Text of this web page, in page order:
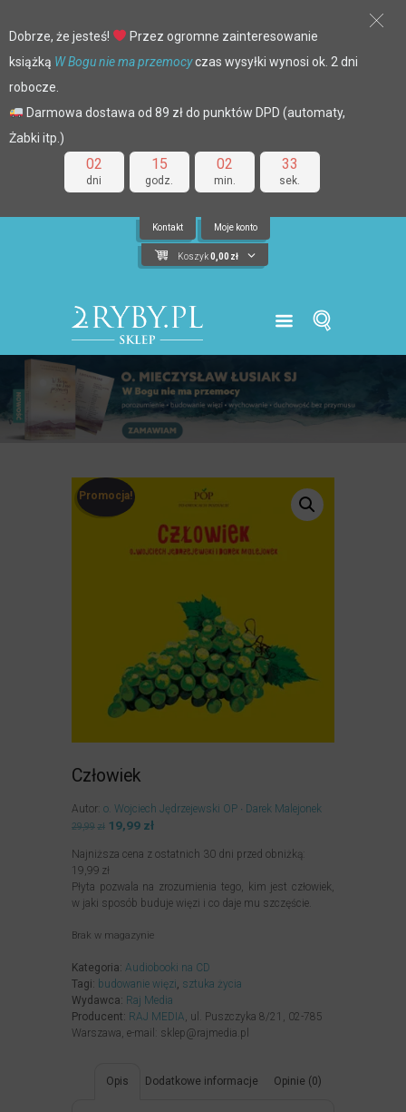
02
dni
15
godz.
02
min.
33
sek.
Dobrze, że jesteś!
Przez ogromne zainteresowanie
książką W Bogu nie ma przemocyczas wysyłki wynosi ok. 2 dni
robocze.
Darmowa dostawa od 89 zł do punktów DPD (automaty,
Żabki itp.)
Kontakt Moje konto
Koszyk 0,00 zł
Promocja!
Człowiek
Autor: o. Wojciech Jędrzejewski OP Darek Malejonek
29,99zł Pierwotna
wynosiła:
29,99zł.
19,99 złAktualna
wynosi:
Najniższa cena z ostatnich 30 dni przed obniżką:
19,99 zł
Płyta pozwala na zrozumienia tego, kim jest człowiek,
w jaki sposób buduje więzi i co daje mu szczęście.
Brak w magazynie
Kategoria: Audiobooki na CD
Tagi: budowanie więzi sztuka życia
Wydawca: Raj Media
Producent: RAJ MEDIA , ul. Puszczyka 8/21, 02-785
Warszawa, e-mail: sklep@rajmedia.pl
Opis Dodatkowe informacje Opinie (0)